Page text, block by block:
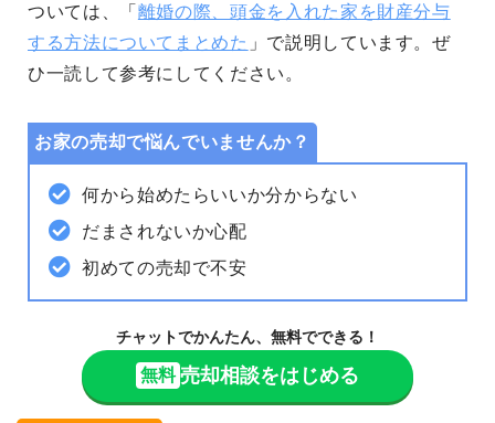
ついては、「 離婚の際、頭金を入れた家を財産分与
する方法についてまとめた 」で説明しています。ぜ
ひ一読して参考にしてください。
お家の売却で悩んでいませんか？
何から始めたらいいか分からない
だまされないか心配
初めての売却で不安
チャットでかんたん、無料でできる！
無料 売却相談をはじめる